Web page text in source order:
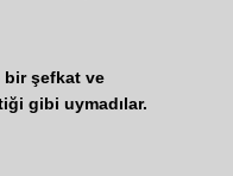
bir şefkat ve
gibi uymadılar.